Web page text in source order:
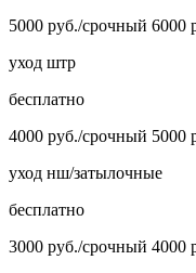
5000 руб./срочный 6000
уход штр
бесплатно
4000 руб./срочный 5000
уход нш/затылочные
бесплатно
3000 руб./срочный 4000